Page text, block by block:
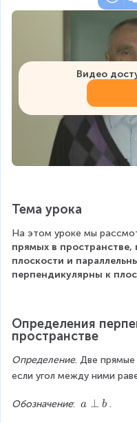
Видео
Тема урока
На этом уроке мы
прямых в
плоскости и
перпендикулярны к
Определения
пространстве
Определение. Две прямые
если угол между ними
Обозначение: a
a ⊥ b .